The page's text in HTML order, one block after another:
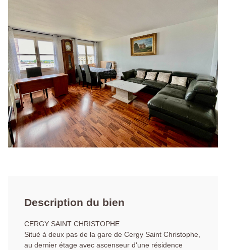
Description du bien
CERGY SAINT CHRISTOPHE
Situé à deux pas de la gare de Cergy Saint Christophe,
au dernier étage avec ascenseur d'une résidence